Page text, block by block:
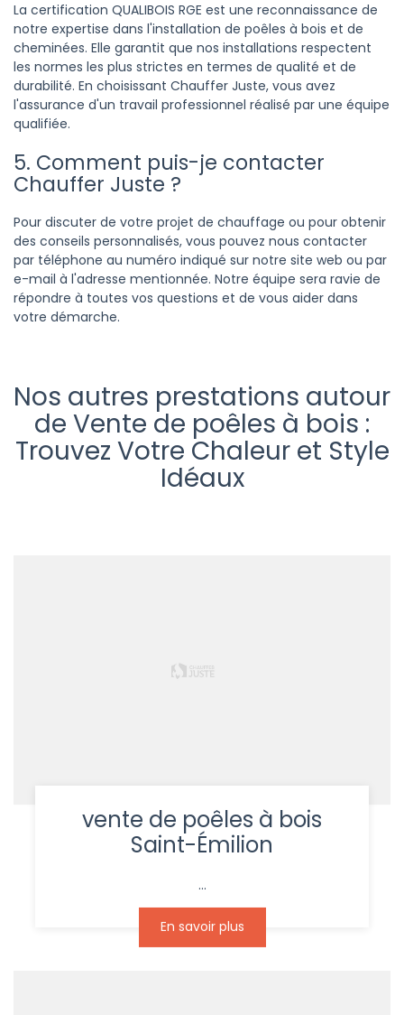
La certification QUALIBOIS RGE est une reconnaissance de
notre expertise dans l'installation de poêles à bois et de
cheminées. Elle garantit que nos installations respectent
les normes les plus strictes en termes de qualité et de
durabilité. En choisissant Chauffer Juste, vous avez
l'assurance d'un travail professionnel réalisé par une équipe
qualifiée.
5. Comment puis-je contacter
Chauffer Juste ?
Pour discuter de votre projet de chauffage ou pour obtenir
des conseils personnalisés, vous pouvez nous contacter
par téléphone au numéro indiqué sur notre site web ou par
e-mail à l'adresse mentionnée. Notre équipe sera ravie de
répondre à toutes vos questions et de vous aider dans
votre démarche.
Nos autres prestations autour
de Vente de poêles à bois :
Trouvez Votre Chaleur et Style
Idéaux
vente de poêles à bois
Saint-Émilion
...
En savoir plus